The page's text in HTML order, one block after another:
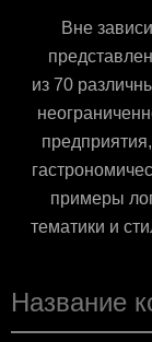
Вне
из 70
примеры
тематики и